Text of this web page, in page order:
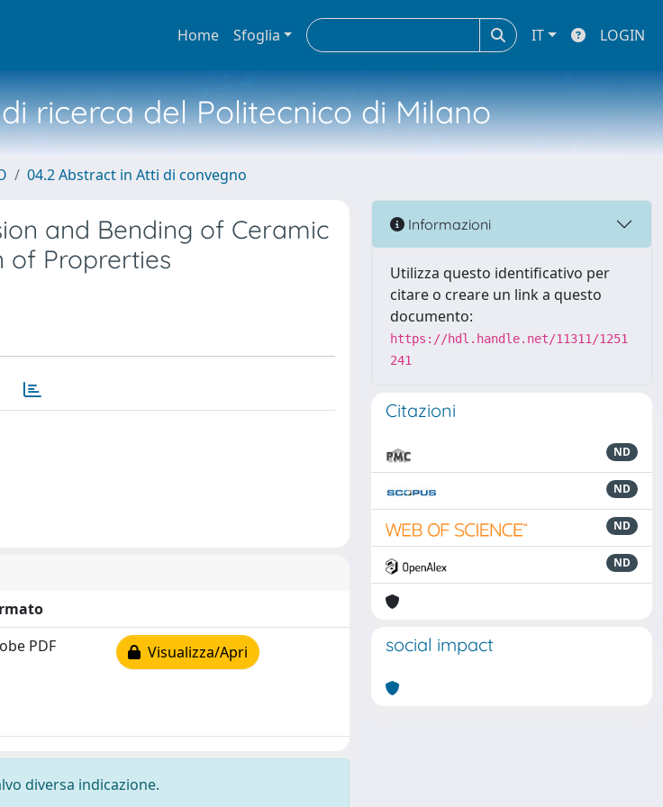
Home Sfoglia IT LOGIN
ricerca del Politecnico di Milano
04.2 Abstract in Atti di convegno
and Bending of Ceramic
of Proprerties
PDF Visualizza/Apri
diversa indicazione.
Informazioni
Utilizza questo identificativo per
citare o creare un link a questo
documento:
https://hdl.handle.net/11311/1251
241
Citazioni
ND
ND
ND
ND
social impact